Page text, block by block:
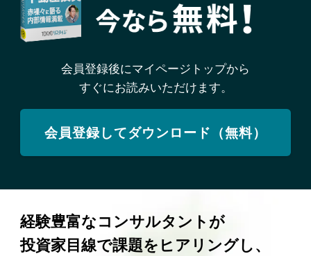
会員登録後にマイページトップから
すぐにお読みいただけます。
会員登録してダウンロード（無料）
経験豊富なコンサルタントが
投資家目線で課題をヒアリングし、